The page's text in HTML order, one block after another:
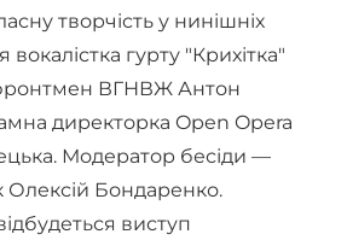
творчість у нинішніх
вокалістка гурту "Крихітка"
ВГНВЖ Антон
директорка Open Opera
Модератор бесіди —
Бондаренко.
виступ